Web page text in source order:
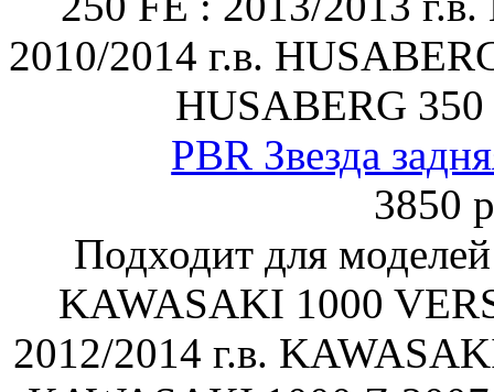
2010/2014 г.в.
HUSABERG
PBR Звезда
3850
Подходит для
KAWASAKI 1000
2012/2014 г.в.